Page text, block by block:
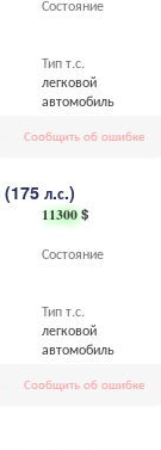
Состояние
Тип т.с.
легковой
автомобиль
Сообщить об ошибке
л.с.)
11300$
Состояние
Тип т.с.
легковой
автомобиль
Сообщить об ошибке